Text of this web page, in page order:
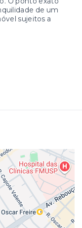
de um
sujeitos a